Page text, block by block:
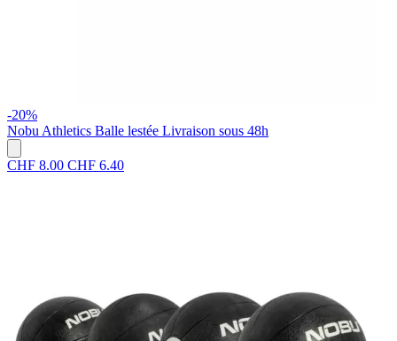
-20%
Nobu Athletics Balle lestée Livraison sous 48h
CHF 8.00 CHF 6.40